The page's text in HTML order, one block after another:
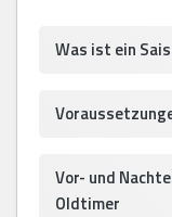
Was ist ein
Vor- und
Oldtimer